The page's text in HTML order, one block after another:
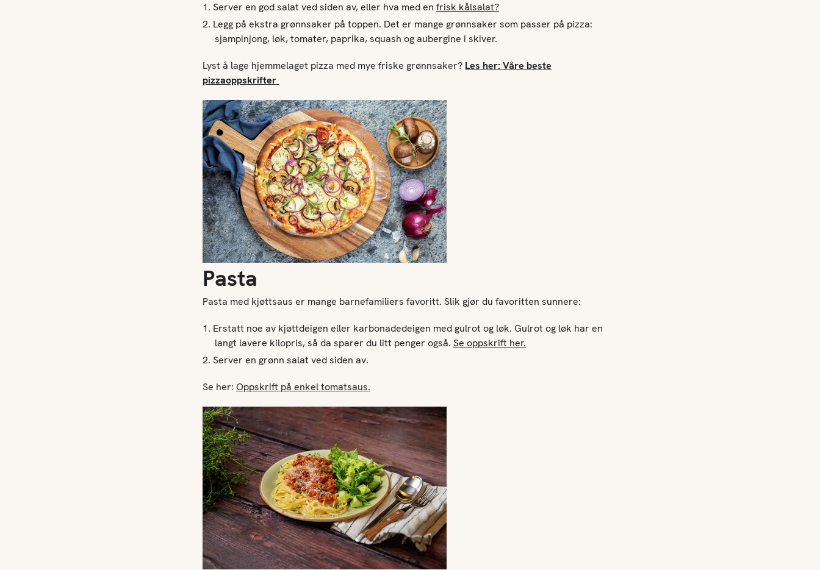
Server en god salat ved siden av, eller hva med en frisk kålsalat?
Legg på ekstra grønnsaker på toppen. Det er mange grønnsaker som passer på pizza:
sjampinjong, løk, tomater, paprika, squash og aubergine i skiver.
Lyst å lage hjemmelaget pizza med mye friske grønnsaker? Les her: Våre beste
pizzaoppskrifter
Pasta
Pasta med kjøttsaus er mange barnefamiliers favoritt. Slik gjør du favoritten sunnere:
Erstatt noe av kjøttdeigen eller karbonadedeigen med gulrot og løk. Gulrot og løk har en
langt lavere kilopris, så da sparer du litt penger også. Se oppskrift her.
Server en grønn salat ved siden av.
Se her: Oppskrift på enkel tomatsaus.